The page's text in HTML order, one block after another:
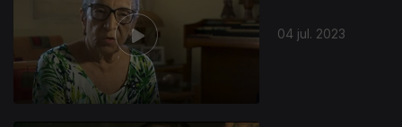
04 jul. 2023